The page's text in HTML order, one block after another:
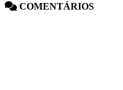
COMENTÁRIOS